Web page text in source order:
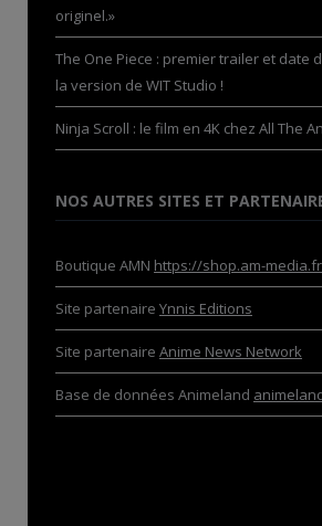
originel.»
The One Piece : premier trailer et date
la version de WIT Studio !
Ninja Scroll : le film en 4K chez All The
NOS AUTRES SITES ET
Boutique AMN https://shop.am-
Site partenaire Ynnis Editions
Site partenaire Anime News Network
Base de données Animeland